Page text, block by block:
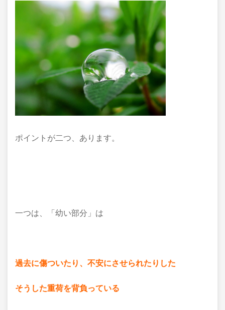
ポイントが二つ、あります。
一つは、「幼い部分」は
過去に傷ついたり、不安にさせられたりした
そうした重荷を背負っている